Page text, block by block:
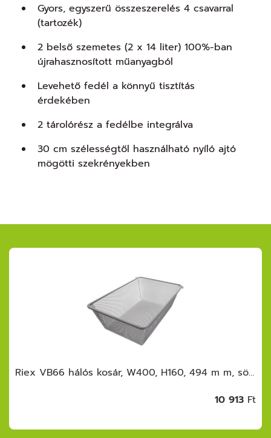
Gyors, egyszerű összeszerelés 4 csavarral
(tartozék)
2 belső szemetes (2 x 14 liter) 100%-ban
újrahasznosított műanyagból
Levehető fedél a könnyű tisztítás
érdekében
2 tárolórész a fedélbe integrálva
30 cm szélességtől használható nyíló ajtó
mögötti szekrényekben
Riex VB66 hálós kosár, W400, H160, 494 m m, sötétszürke
10 913 Ft